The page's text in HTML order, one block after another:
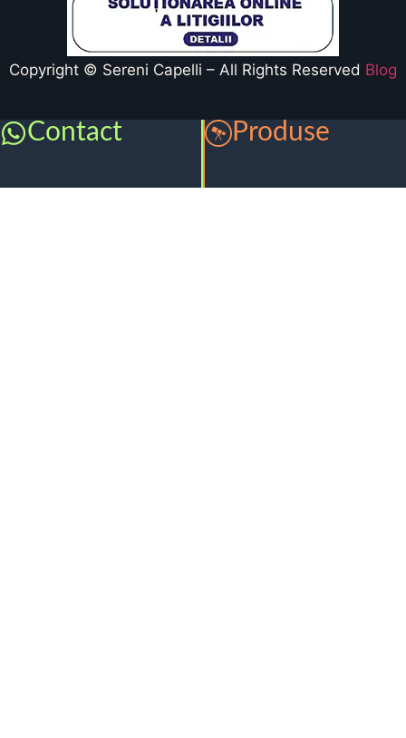
Copyright © Sereni Capelli – All Rights Reserved Blog
Contact Produse